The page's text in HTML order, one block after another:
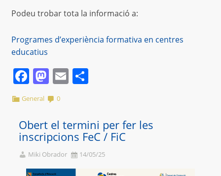
Podeu trobar tota la informació a:
Programes d’experiència formativa en centres
educatius
Facebook
Mastodon
Email
General 0
Obert el termini per fer les
inscripcions FeC / FiC
Miki Obrador 14/05/25